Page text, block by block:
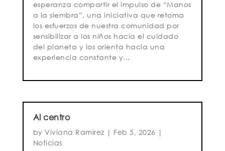
esperanza compartir el impulso de “Manos
a la siembra”, una iniciativa que retoma
los esfuerzos de nuestra comunidad por
sensibilizar a los niños hacia el cuidado
del planeta y los orienta hacia una
experiencia constante y...
Al centro
byViviana Ramirez | Feb 5, 2026 |
Noticias